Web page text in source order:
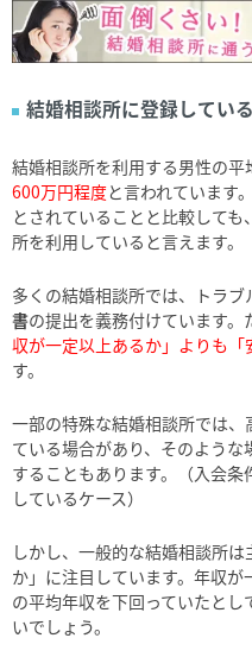
結婚相談所に登録してい
結婚相談所を利用する男性の平
600万円程度と言われています
とされていることと比較して
所を利用していると言えます。
多くの結婚相談所では、トラ
書の提出を義務付けています
収が一定以上あるか」よりも「
す。
一部の特殊な結婚相談所では
ている場合があり、そのよう
することもあります。（入会
しているケース）
しかし、一般的な結婚相談所
か」に注目しています。年収
の平均年収を下回っていたと
いでしょう。